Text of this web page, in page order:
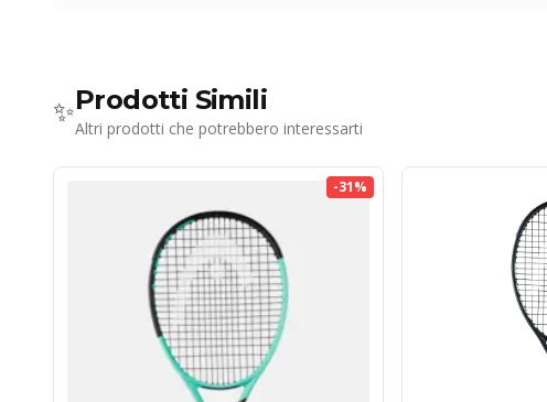
✨Prodotti Simili
Altri prodotti che potrebbero interessarti
-31%